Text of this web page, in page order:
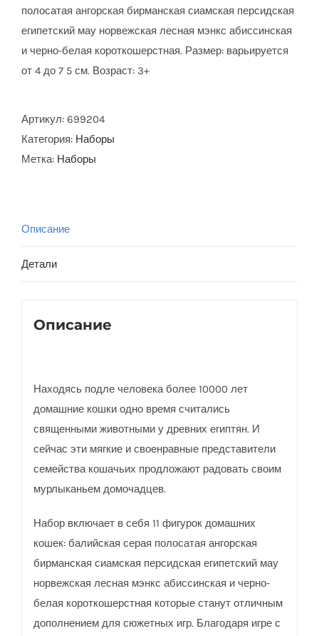
полосатая ангорская бирманская сиамская персидская
египетский мау норвежская лесная мэнкс абиссинская
и черно-белая короткошерстная. Размер: варьируется
от 4 до 7 5 см. Возраст: 3+
Артикул: 699204
Категория: Наборы
Метка: Наборы
Описание
Детали
Описание
Находясь подле человека более 10000 лет
домашние кошки одно время считались
священными животными у древних египтян. И
сейчас эти мягкие и своенравные представители
семейства кошачьих продложают радовать своим
мурлыканьем домочадцев.
Набор включает в себя 11 фигурок домашних
кошек: балийская серая полосатая ангорская
бирманская сиамская персидская египетский мау
норвежская лесная мэнкс абиссинская и черно-
белая короткошерстная которые станут отличным
дополнением для сюжетных игр. Благодаря игре с